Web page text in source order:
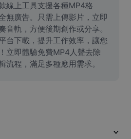
線上工具支援各種MP4格
無廣告。只需上傳影片，立即
音軌，方便後期創作或分享。
台下載，提升工作效率，讓您
立即體驗免費MP4人聲去除
流程，滿足多種應用需求。